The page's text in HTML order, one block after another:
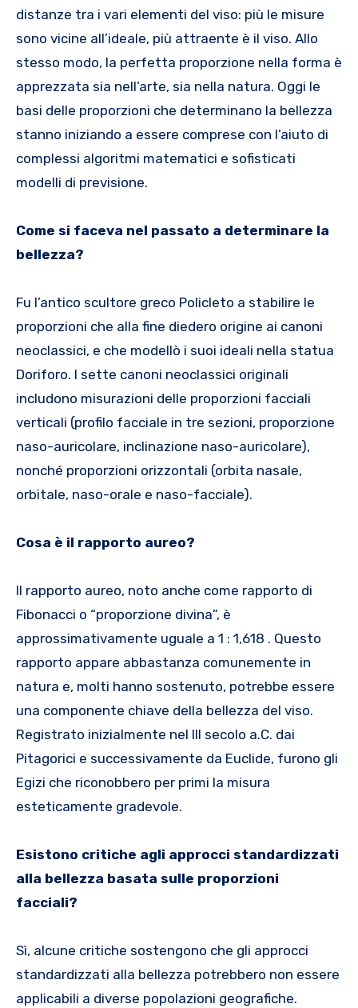
distanze tra i vari elementi del viso: più le misure
sono vicine all’ideale, più attraente è il viso. Allo
stesso modo, la perfetta proporzione nella forma è
apprezzata sia nell’arte, sia nella natura. Oggi le
basi delle proporzioni che determinano la bellezza
stanno iniziando a essere comprese con l’aiuto di
complessi algoritmi matematici e sofisticati
modelli di previsione.
Come si faceva nel passato a determinare la
bellezza?
Fu l’antico scultore greco Policleto a stabilire le
proporzioni che alla fine diedero origine ai canoni
neoclassici, e che modellò i suoi ideali nella statua
Doriforo. I sette canoni neoclassici originali
includono misurazioni delle proporzioni facciali
verticali (profilo facciale in tre sezioni, proporzione
naso-auricolare, inclinazione naso-auricolare),
nonché proporzioni orizzontali (orbita nasale,
orbitale, naso-orale e naso-facciale).
Cosa è il rapporto aureo?
Il rapporto aureo, noto anche come rapporto di
Fibonacci o “proporzione divina”, è
approssimativamente uguale a 1 : 1,618 . Questo
rapporto appare abbastanza comunemente in
natura e, molti hanno sostenuto, potrebbe essere
una componente chiave della bellezza del viso.
Registrato inizialmente nel III secolo a.C. dai
Pitagorici e successivamente da Euclide, furono gli
Egizi che riconobbero per primi la misura
esteticamente gradevole.
Esistono critiche agli approcci standardizzati
alla bellezza basata sulle proporzioni
facciali?
Sì, alcune critiche sostengono che gli approcci
standardizzati alla bellezza potrebbero non essere
applicabili a diverse popolazioni geografiche.